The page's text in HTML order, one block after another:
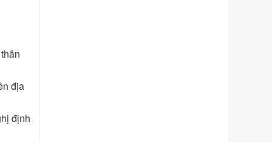
địa
định